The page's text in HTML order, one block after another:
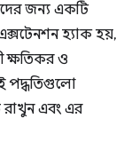
জন্য একটি
হ্যাক হয়,
ক্ষতিকর ও
পদ্ধতিগুলো
এবং এর